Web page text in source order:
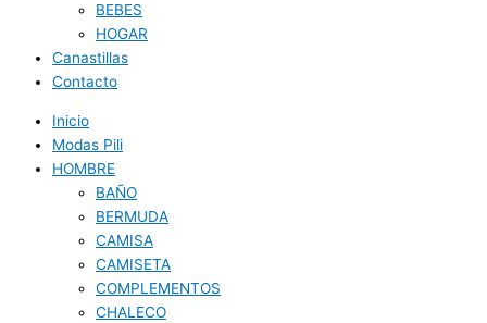
BEBES
HOGAR
Canastillas
Contacto
Inicio
Modas Pili
HOMBRE
BAÑO
BERMUDA
CAMISA
CAMISETA
COMPLEMENTOS
CHALECO